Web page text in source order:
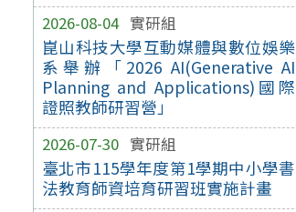
2026-08-04 實研組
崑山科技大學互動媒體與數位娛樂
系舉辦「2026 AI(Generative AI
Planning and Applications)國際
證照教師研習營」
2026-07-30 實研組
臺北市115學年度第1學期中小學書
法教育師資培育研習班實施計畫